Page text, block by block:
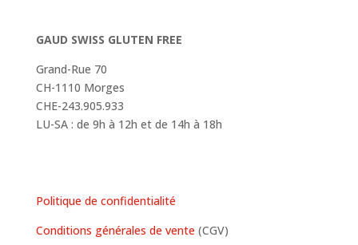
GAUD SWISS GLUTEN FREE
Grand-Rue 70
CH-1110 Morges
CHE-243.905.933
LU-SA : de 9h à 12h et de 14h à 18h
Politique de confidentialité
Conditions générales de vente (CGV)